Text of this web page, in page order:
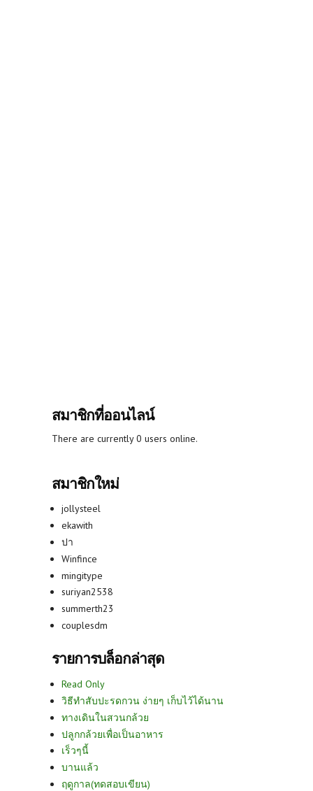
สมาชิกที่ออนไลน์
There are currently 0 users online.
สมาชิกใหม่
jollysteel
ekawith
ปา
Winfince
mingitype
suriyan2538
summerth23
couplesdm
รายการบล็อกล่าสุด
Read Only
วิธีทำสับปะรดกวน ง่ายๆ เก็บไว้ได้นาน
ทางเดินในสวนกล้วย
ปลูกกล้วยเพื่อเป็นอาหาร
เร็วๆนี้
บานแล้ว
ฤดูกาล(ทดสอบเขียน)